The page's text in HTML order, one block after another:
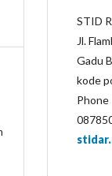
STID
Jl.
Gadu
kode
Phone